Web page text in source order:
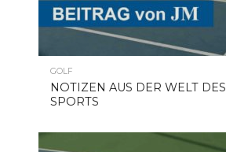
GOLF
NOTIZEN AUS DER WELT DES
SPORTS